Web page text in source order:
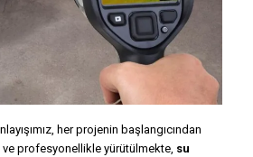
her projenin başlangıcından
profesyonellikle yürütülmekte, su